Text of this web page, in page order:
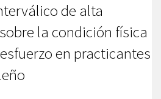
de alta
la condición física
en practicantes